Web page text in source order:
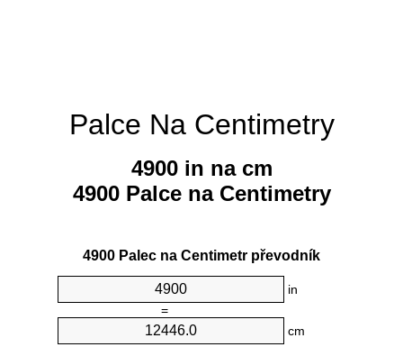
Palce Na Centimetry
4900 in na cm
4900 Palce na Centimetry
4900 Palec na Centimetr převodník
in
=
cm